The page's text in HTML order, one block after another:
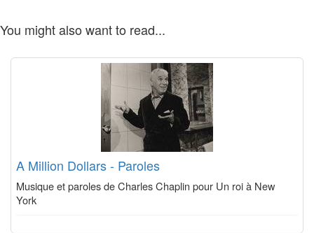
You might also want to read...
A Million Dollars - Paroles
Musique et paroles de Charles Chaplin pour Un roi à New
York